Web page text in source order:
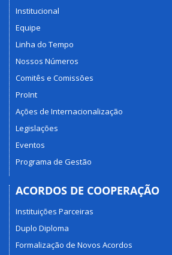
Institucional
Equipe
Linha do Tempo
Nossos Números
Comitês e Comissões
ProInt
Ações de Internacionalização
Legislações
Eventos
Programa de Gestão
ACORDOS DE COOPERAÇÃO
Instituições Parceiras
Duplo Diploma
Formalização de Novos Acordos